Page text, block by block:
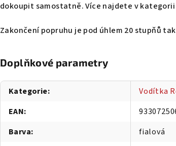
dokoupit samostatně. Více najdete v kategorii
Zakončení popruhu je pod úhlem 20 stupňů
Doplňkové parametry
Kategorie:
Vodítka
EAN:
Barva:
fialová